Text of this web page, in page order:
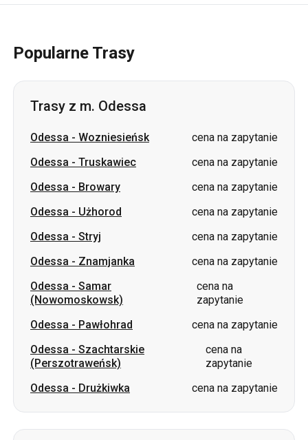
Popularne Trasy
Trasy z m. Odessa
Odessa - Wozniesieńsk
cena na zapytanie
Odessa - Truskawiec
cena na zapytanie
Odessa - Browary
cena na zapytanie
Odessa - Użhorod
cena na zapytanie
Odessa - Stryj
cena na zapytanie
Odessa - Znamjanka
cena na zapytanie
Odessa - Samar
(Nowomoskowsk)
cena na
zapytanie
Odessa - Pawłohrad
cena na zapytanie
Odessa - Szachtarskie
(Perszotraweńsk)
cena na
zapytanie
Odessa - Drużkiwka cena na zapytanie